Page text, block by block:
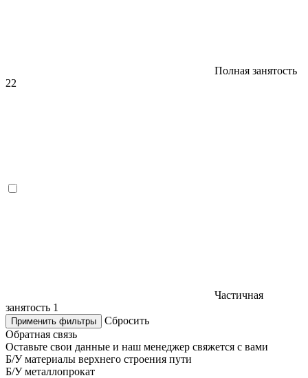
Полная занятость
22
Частичная
занятость 1
Применить фильтры
Сбросить
Обратная связь
Оставьте свои данные и наш менеджер свяжется с вами
Б/У материалы верхнего строения пути
Б/У металлопрокат